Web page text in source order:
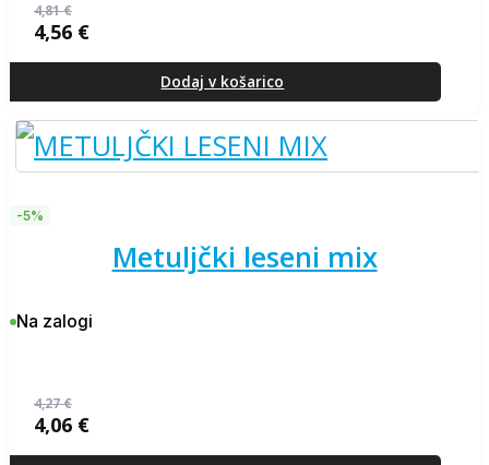
4,81€
cena
4,81 €.
4,56 €
cena
Dodaj v košarico
-5%
metuljčki leseni mix
Na zalogi
4,27€
cena
4,06 €
cena